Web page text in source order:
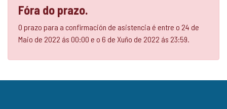
Fóra do prazo.
O prazo para a confirmación de asistencia é entre o 24 de
Maio de 2022 ás 00:00 e o 6 de Xuño de 2022 ás 23:59.